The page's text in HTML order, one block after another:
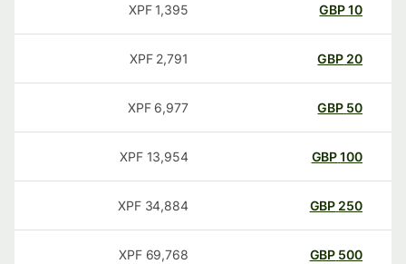
GBP
1,395
XPF
20
GBP
2,791
XPF
50
GBP
6,977
XPF
100
GBP
13,954
XPF
250
GBP
34,884
XPF
500
GBP
69,768
XPF